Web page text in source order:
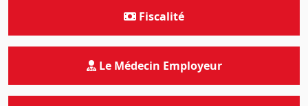
Fiscalité
Le Médecin Employeur